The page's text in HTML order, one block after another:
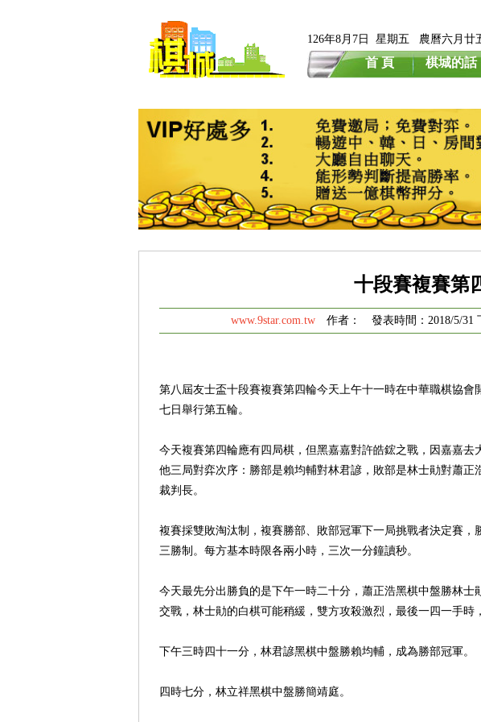
126年8月7日 星期五 農曆六月廿
首 頁 棋城的話
十段賽複賽第
www.9star.com.tw 作者： 發表時間：2018/5/31
第八屆友士盃十段賽複賽第四輪今天上午十一時在中華職棋協會
七日舉行第五輪。
今天複賽第四輪應有四局棋，但黑嘉嘉對許皓鋐之戰，因嘉嘉
他三局對弈次序：勝部是賴均輔對林君諺，敗部是林士勛對蕭
裁判長。
複賽採雙敗淘汰制，複賽勝部、敗部冠軍下一局挑戰者決定賽
三勝制。每方基本時限各兩小時，三次一分鐘讀秒。
今天最先分出勝負的是下午一時二十分，蕭正浩黑棋中盤勝林
交戰，林士勛的白棋可能稍緩，雙方攻殺激烈，最後一四一手時
下午三時四十一分，林君諺黑棋中盤勝賴均輔，成為勝部冠軍。
四時七分，林立祥黑棋中盤勝簡靖庭。